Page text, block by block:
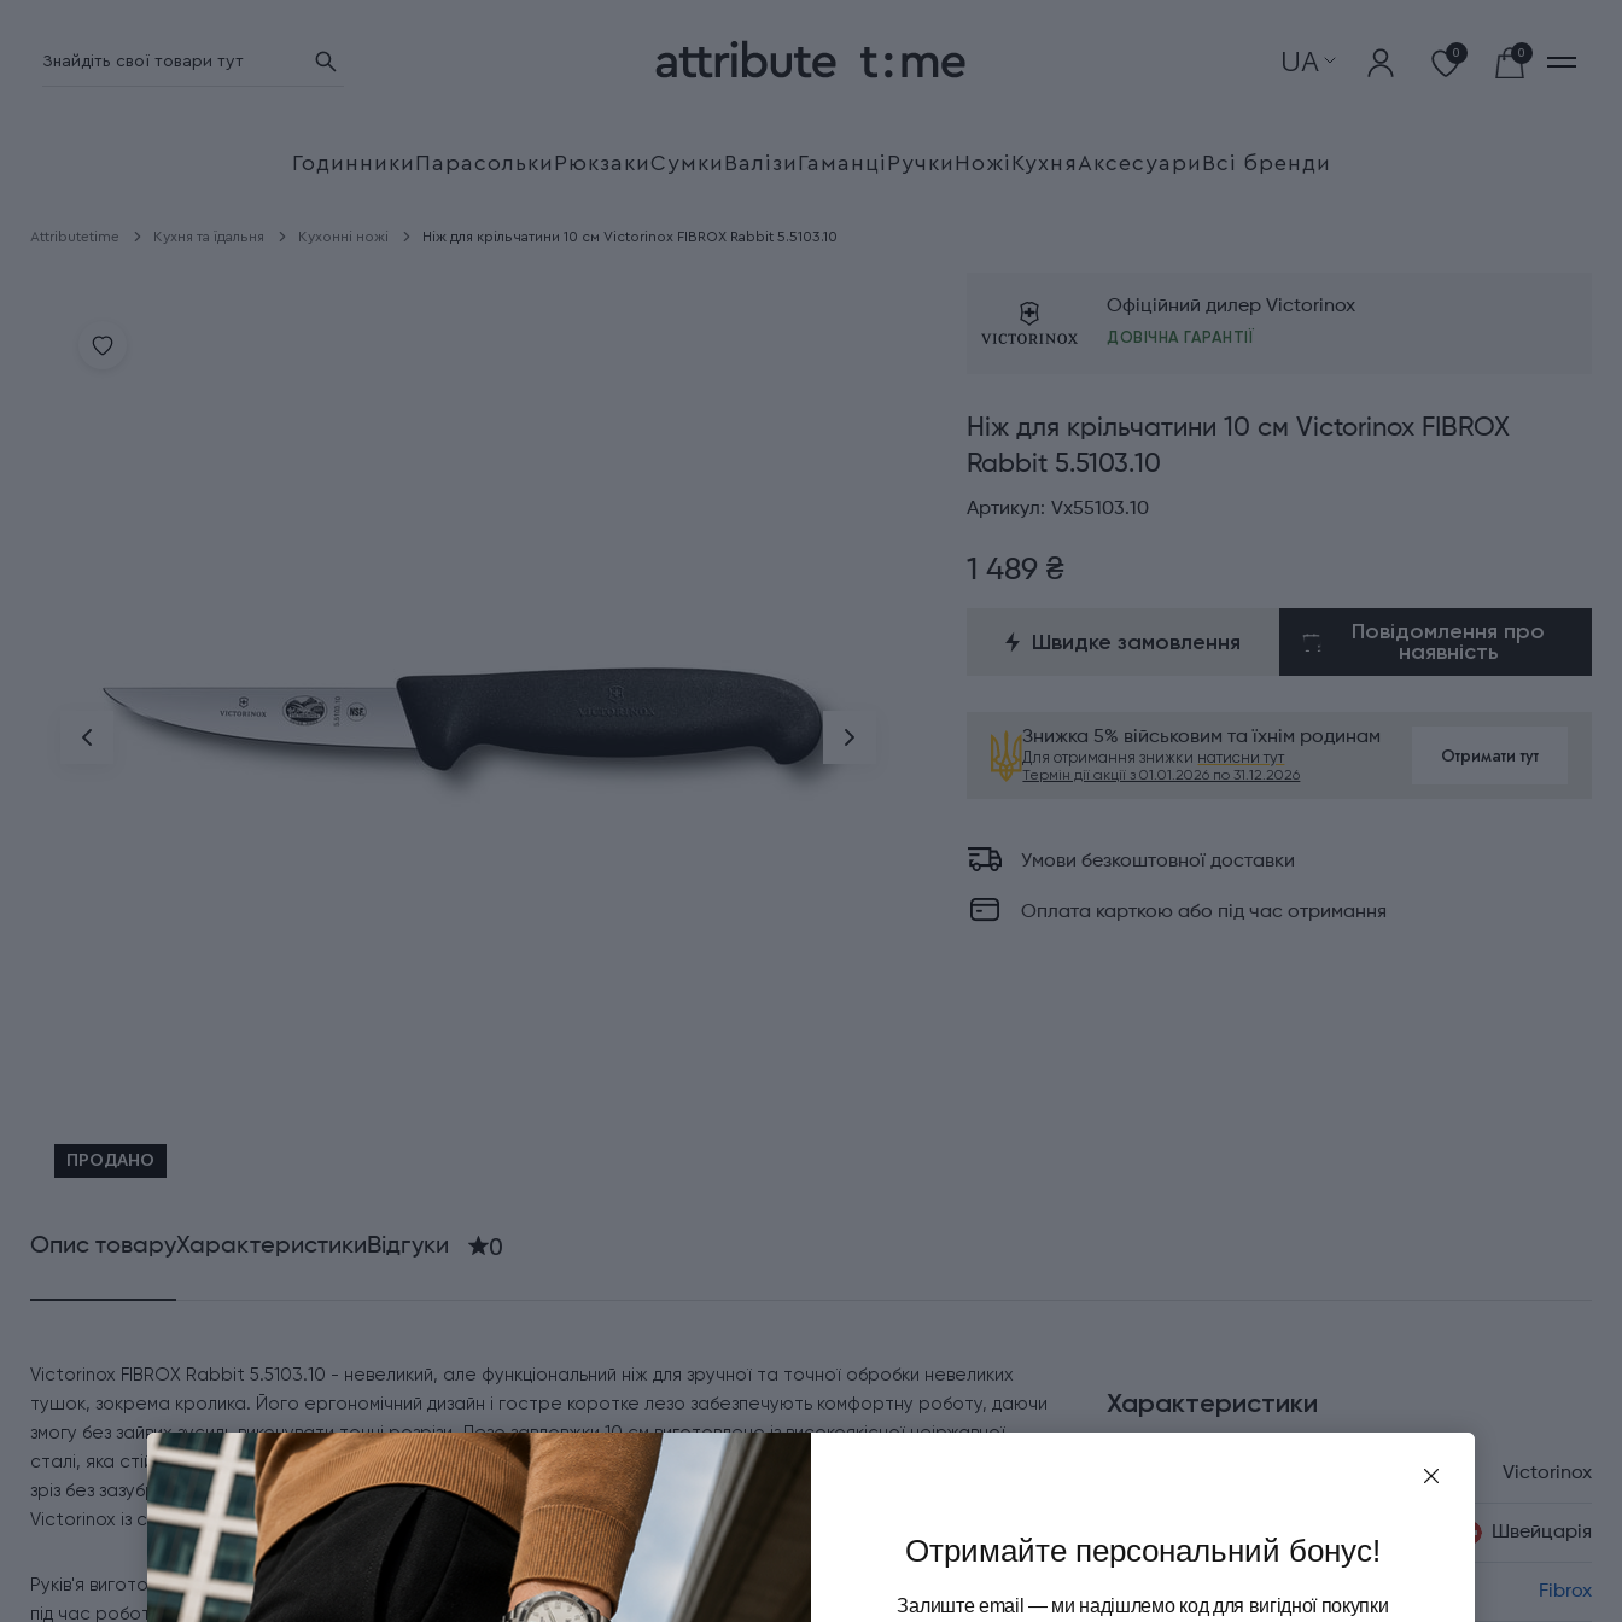
UA 0 0
Годинники Парасольки Рюкзаки Сумки Валізи Гаманці Ручки Ножі Кухня Аксесуари Всі бренди
Attributetime Кухня та їдальня Кухонні ножі Ніж для крільчатини 10 см Victorinox FIBROX Rabbit 5.5103.10
ПРОДАНО
Офіційний дилер Victorinox
ДОВІЧНА ГАРАНТІЇ
Ніж для крільчатини 10 см Victorinox FIBROX
Rabbit 5.5103.10
Артикул: Vx55103.10
1 489 ₴
Швидке замовлення Повідомлення про
наявність
Знижка 5% військовим та їхнім родинам
Для отримання знижки натисни тут
Термін дії акції з 01.01.2026 по 31.12.2026
Отримати тут
Умови безкоштовної доставки
Оплата карткою або під час отримання
Опис товаруХарактеристикиВідгуки 0
Victorinox FIBROX Rabbit 5.5103.10 - невеликий, але функціональний ніж для зручної та точної обробки невеликих
тушок, зокрема кролика. Його ергономічний дизайн і гостре коротке лезо забезпечують комфортну роботу, даючи
змогу без зайвих зусиль виконувати точні розрізи. Лезо завдовжки 10 см виготовлено із високоякісної неіржавної
сталі, яка стійка до корозії та довго зберігає гостроту. Гладка крайка (Plain-заточка) забезпечує акуратний і чистий
зріз без зазубрин, що особливо важливо під час обробки ніжного м'яса. На клинку нанесене фірмове гравіювання
Victorinox із серійним номером, виконане за технологією, яке не пошкоджує структуру металу.
Руків'я виготовлено з міцного, зносостійкого матеріалу з шорстким покриттям, забезпечуючим надійний хват навіть
під час роботи з вологими або жирними продуктами. У складі використовується термопластичний еластомер,
Характеристики
Victorinox
Швейцарія
Fibrox
Отримайте персональний бонус!
Залиште email — ми надішлемо код для вигідної покупки